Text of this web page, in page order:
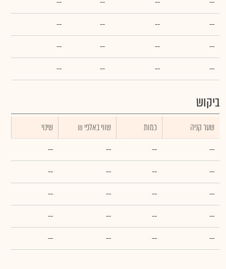
--
--
--
--
--
--
--
--
--
--
--
--
ביקוש
שער קניה כמות ₪ שווי באלפי
שינוי
--
--
--
--
--
--
--
--
--
--
--
--
--
--
--
--
--
--
--
--